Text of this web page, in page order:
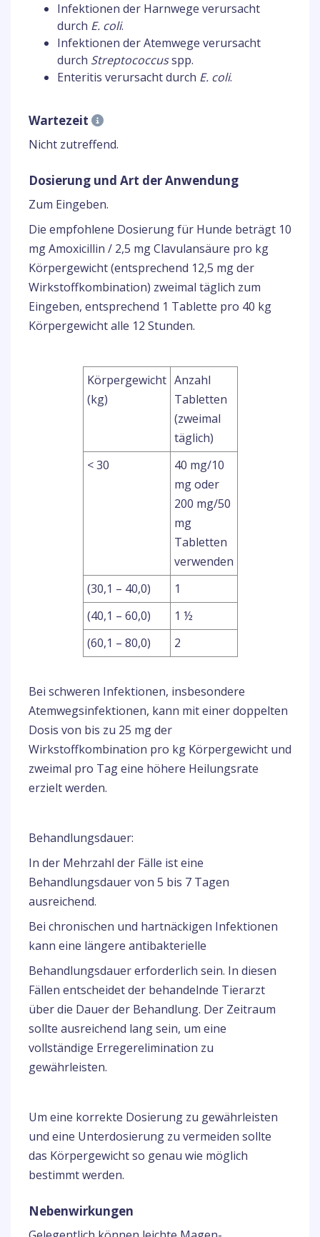
Infektionen der Harnwege verursacht
durch E. coli.
Infektionen der Atemwege verursacht
durch Streptococcusspp.
Enteritis verursacht durch E. coli.
Wartezeit
Nicht zutreffend.
Dosierung und Art der Anwendung
Zum Eingeben.
Die empfohlene Dosierung für Hunde beträgt 10
mg Amoxicillin / 2,5 mg Clavulansäure pro kg
Körpergewicht (entsprechend 12,5 mg der
Wirkstoffkombination) zweimal täglich zum
Eingeben, entsprechend 1 Tablette pro 40 kg
Körpergewicht alle 12 Stunden.
Körpergewicht
(kg)
Anzahl
Tabletten
(zweimal
täglich)
< 30
40 mg/10
mg oder
200 mg/50
mg
Tabletten
verwenden
(30,1 – 40,0)
1
(40,1 – 60,0)
1 ½
(60,1 – 80,0)
2
Bei schweren Infektionen, insbesondere
Atemwegsinfektionen, kann mit einer doppelten
Dosis von bis zu 25 mg der
Wirkstoffkombination pro kg Körpergewicht und
zweimal pro Tag eine höhere Heilungsrate
erzielt werden.
Behandlungsdauer:
In der Mehrzahl der Fälle ist eine
Behandlungsdauer von 5 bis 7 Tagen
ausreichend.
Bei chronischen und hartnäckigen Infektionen
kann eine längere antibakterielle
Behandlungsdauer erforderlich sein. In diesen
Fällen entscheidet der behandelnde Tierarzt
über die Dauer der Behandlung. Der Zeitraum
sollte ausreichend lang sein, um eine
vollständige Erregerelimination zu
gewährleisten.
Um eine korrekte Dosierung zu gewährleisten
und eine Unterdosierung zu vermeiden sollte
das Körpergewicht so genau wie möglich
bestimmt werden.
Nebenwirkungen